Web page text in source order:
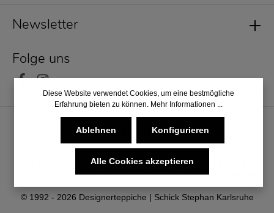
Newsletter
Folge uns
© 1992 - 2026 Designerteppiche | Schick Stephan Karlsruhe
* Alle Preise inkl. gesetzl. Mehrwertsteuer zzgl.
und ggf. Nachnahmegebühren, wenn nicht anders angegeben.
Diese Website verwendet Cookies, um eine bestmögliche
Erfahrung bieten zu können. Mehr Informationen ...
Ablehnen Konfigurieren
Alle Cookies akzeptieren